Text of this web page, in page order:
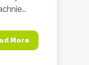
More